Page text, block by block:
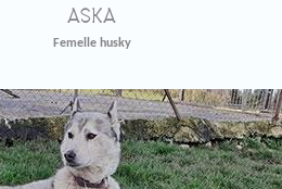
ASKA
Femelle husky